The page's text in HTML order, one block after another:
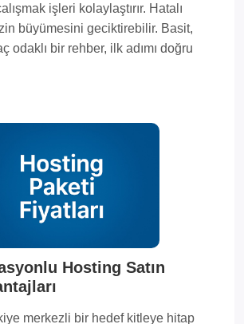
işleri kolaylaştırır. Hatalı
büyümesini geciktirebilir. Basit,
odaklı bir rehber, ilk adımı doğru
Hosting Satın
merkezli bir hedef kitleye hitap